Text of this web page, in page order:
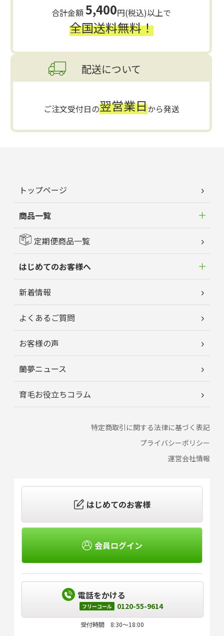
合計金額5,400円(税込)以上で
全国送料無料！
配送について
ご注文受付日の翌営業日から発送
トップページ
商品一覧
定期便商品一覧
はじめてのお客様へ
新着情報
よくあるご質問
お客様の声
蘭夢ニュース
育毛お役立ちコラム
特定商取引に関する法律に基づく表記
プライバシーポリシー
運営会社情報
はじめてのお客様
電話をかける
フリーコール 0120-55-9614
受付時間 8:30～18:00
会員ログイン